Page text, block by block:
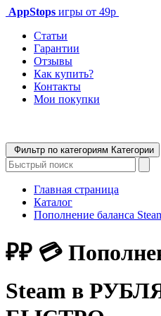
AppStops игры от 49р
Статьи
Гарантии
Отзывы
Как купить?
Контакты
Мои покупки
Фильтр по категориям Категории
Главная страница
Каталог
Пополнение баланса
₽₽ 💳
Steam в